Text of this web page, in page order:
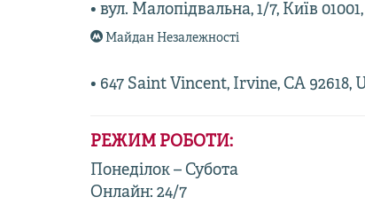
• вул. Малопідвальна, 1/7, Київ
Майдан Незалежності
• 647 Saint Vincent, Irvine, CA 92618,
РЕЖИМ РОБОТИ:
Понеділок – Субота
Онлайн: 24/7